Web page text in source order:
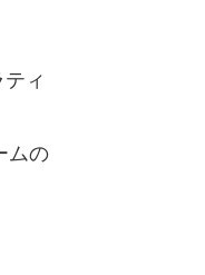
ィ
ムの